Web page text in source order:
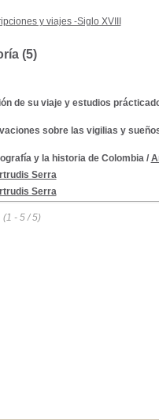
y viajes -Siglo XVIII
(5)
de su viaje y estudios
sobre las vigilias y
y la historia de Colombia/
Serra
Serra
(1 - 5 / 5)